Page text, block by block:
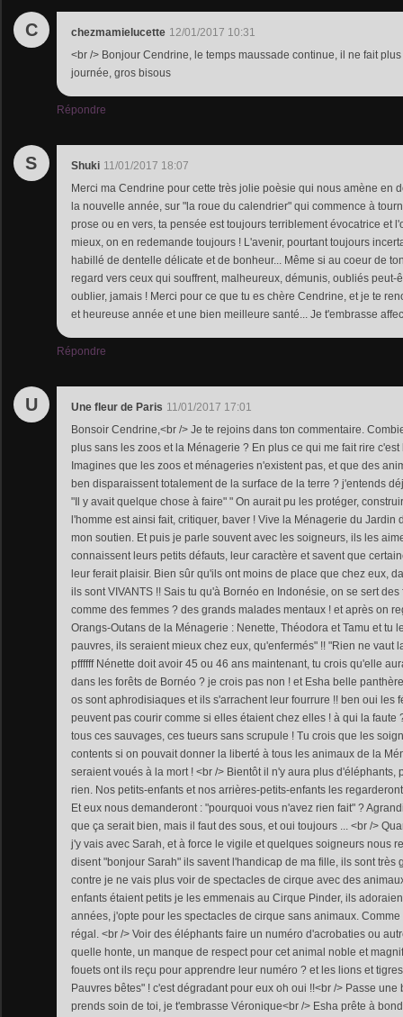
C chezmamielucette 12/01/2017 10:31
<br /> Bonjour Cendrine, le temps maussade continue, il ne fait
journée, gros bisous
Répondre
S Shuki 11/01/2017 18:07
Merci ma Cendrine pour cette très jolie poèsie qui nous amène en
la nouvelle année, sur "la roue du calendrier" qui commence à
prose ou en vers, ta pensée est toujours terriblement évocatrice et
mieux, on en redemande toujours ! L'avenir, pourtant toujours
habillé de dentelle délicate et de bonheur... Même si au coeur de
regard vers ceux qui souffrent, malheureux, démunis, oubliés peut-
oublier, jamais ! Merci pour ce que tu es chère Cendrine, et je te
et heureuse année et une bien meilleure santé... Je t'embrasse
Répondre
U Une fleur de Paris 11/01/2017 17:01
Bonsoir Cendrine,<br /> Je te rejoins dans ton commentaire.
plus sans les zoos et la Ménagerie ? En plus ce qui me fait rire
Imagines que les zoos et ménageries n'existent pas, et que des
ben disparaissent totalement de la surface de la terre ? j'entends
"Il y avait quelque chose à faire" " On aurait pu les protéger,
l'homme est ainsi fait, critiquer, baver ! Vive la Ménagerie du Jardin
mon soutien. Et puis je parle souvent avec les soigneurs, ils les
connaissent leurs petits défauts, leur caractère et savent que
leur ferait plaisir. Bien sûr qu'ils ont moins de place que chez eux,
ils sont VIVANTS !! Sais tu qu'à Bornéo en Indonésie, on se sert
comme des femmes ? des grands malades mentaux ! et après on
Orangs-Outans de la Ménagerie : Nenette, Théodora et Tamu et tu
pauvres, ils seraient mieux chez eux, qu'enfermés" !! "Rien ne vaut
pffffff Nénette doit avoir 45 ou 46 ans maintenant, tu crois qu'elle
dans les forêts de Bornéo ? je crois pas non ! et Esha belle
os sont aphrodisiaques et ils s'arrachent leur fourrure !! ben oui les
peuvent pas courir comme si elles étaient chez elles ! à qui la faute
tous ces sauvages, ces tueurs sans scrupule ! Tu crois que les
contents si on pouvait donner la liberté à tous les animaux de la
seraient voués à la mort ! <br /> Bientôt il n'y aura plus d'éléphants,
rien. Nos petits-enfants et nos arrières-petits-enfants les
Et eux nous demanderont : "pourquoi vous n'avez rien fait" ?
que ça serait bien, mais il faut des sous, et oui toujours ... <br />
j'y vais avec Sarah, et à force le vigile et quelques soigneurs nous
disent "bonjour Sarah" ils savent l'handicap de ma fille, ils sont très
contre je ne vais plus voir de spectacles de cirque avec des
enfants étaient petits je les emmenais au Cirque Pinder, ils
années, j'opte pour les spectacles de cirque sans animaux.
régal. <br /> Voir des éléphants faire un numéro d'acrobaties ou
quelle honte, un manque de respect pour cet animal noble et
fouets ont ils reçu pour apprendre leur numéro ? et les lions et
Pauvres bêtes" ! c'est dégradant pour eux oh oui !!<br /> Passe
prends soin de toi, je t'embrasse Véronique<br /> Esha prête à